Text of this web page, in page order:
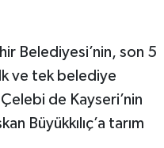
Belediyesi’nin, son 5
ve tek belediye
de Kayseri’nin
Büyükkılıç’a tarım